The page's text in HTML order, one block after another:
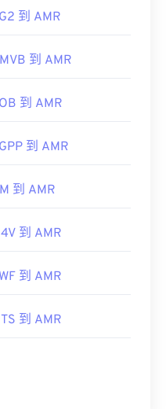
到 AMR
到 AMR
到 AMR
到 AMR
到 AMR
到 AMR
到 AMR
到 AMR